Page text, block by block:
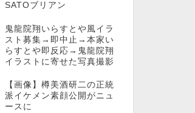
SATOブリアン
鬼龍院翔いらすとや風イラ
スト募集→即中止→本家い
らすとや即反応→鬼龍院翔
イラストに寄せた写真撮影
【画像】樽美酒研二の正統
派イケメン素顔公開がニュ
ースに